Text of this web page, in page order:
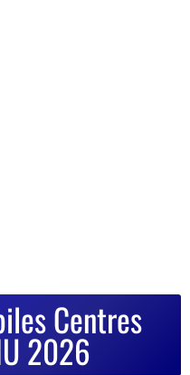
Centres
2026